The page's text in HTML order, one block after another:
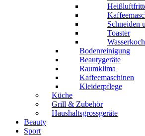
Schneiden
Toaster
Bodenreinigung
Beautygeräte
Raumklima
Kaffeemaschinen
Kleiderpflege
Küche
Grill & Zubehör
Haushaltsgrossgeräte
Beauty
Sport